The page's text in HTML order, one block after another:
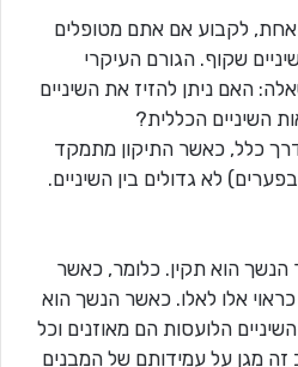
לקבוע אם אתם מטופלים
שקוף. הגורם העיקרי
האם ניתן להזיז את השיניים
השיניים הכללית?
כלל, כאשר התיקון מתמקד
לא גדולים בין השיניים.
הנשך הוא תקין. כלומר, כאשר
אלו לאלו. כאשר הנשך הוא
הלועסות הם מאוזנים וכל
זה מגן על עמידותם של המבנים